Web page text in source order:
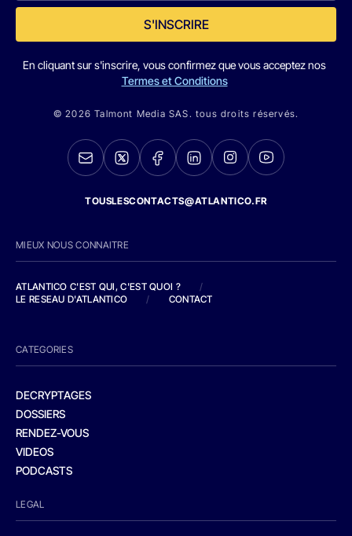
S'INSCRIRE
En cliquant sur s'inscrire, vous confirmez que vous acceptez nos
Termes et Conditions
© 2026 Talmont Media SAS. tous droits réservés.
TOUSLESCONTACTS@ATLANTICO.FR
MIEUX NOUS CONNAITRE
ATLANTICO C'EST QUI, C'EST QUOI ?
/
LE RESEAU D'ATLANTICO
/ CONTACT
CATEGORIES
DECRYPTAGES
DOSSIERS
RENDEZ-VOUS
VIDEOS
PODCASTS
LEGAL